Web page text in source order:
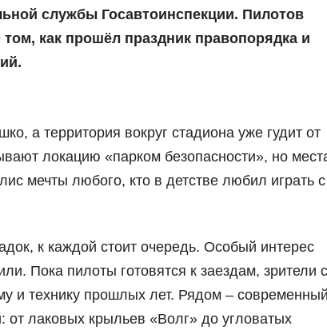
службы Госавтоинспекции. Пилотов
как прошёл праздник правопорядка и
а территория вокруг стадиона уже гудит от
локацию «парком безопасности», но
мечты любого, кто в детстве любил играть с
к каждой стоит очередь. Особый интерес
Пока пилоты готовятся к заездам, зрители с
и технику прошлых лет. Рядом –
от лаковых крыльев «Волг» до угловатых